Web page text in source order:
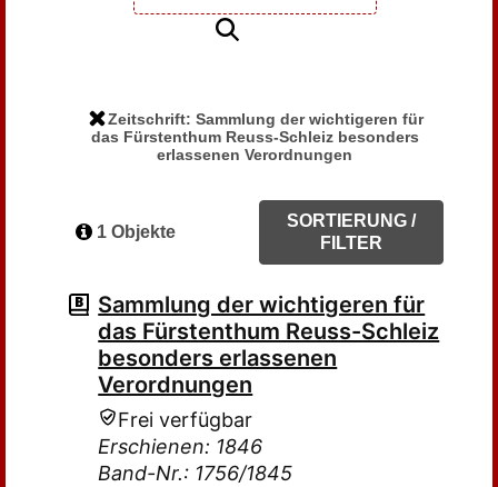
Zeitschrift: Sammlung der wichtigeren für
das Fürstenthum Reuss-Schleiz besonders
erlassenen Verordnungen
1 Objekte
SORTIERUNG /
FILTER
Sammlung der wichtigeren für
das Fürstenthum Reuss-Schleiz
besonders erlassenen
Verordnungen
Frei verfügbar
Erschienen: 1846
Band-Nr.: 1756/1845